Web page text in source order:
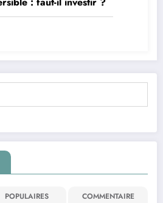
POPULAIRES COMMENTAIRE